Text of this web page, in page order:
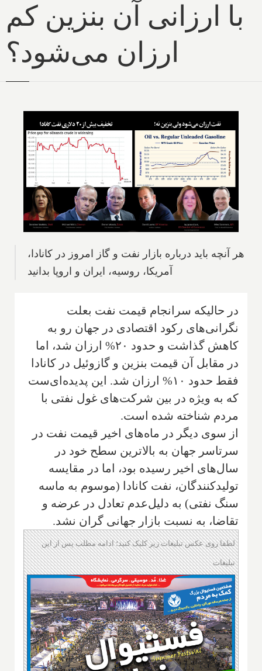
با ارزانی آن بنزین کم
ارزان می‌شود؟
هر آنچه باید درباره بازار نفت و گاز امروز در کانادا،
آمریکا، روسیه، ایران و اروپا بدانید
در حالیکه سرانجام قیمت نفت بعلت
نگرانی‌های رکود اقتصادی در جهان رو به
کاهش گذاشت و حدود ۲۰% ارزان شد، اما
در مقابل آن قیمت بنزین و گازوئیل در کانادا
فقط حدود ۱۰% ارزان شد. این پدیده‌ای‌ست
که به ویژه در بین شرکت‌های غول نفتی با
مردم شناخته شده است.
از سوی دیگر در ماه‌های اخیر قیمت نفت در
سرتاسر جهان به بالاترین سطح خود در
سال‌های اخیر رسیده بود، اما در مقایسه
تولیدکنندگان، نفت کانادا (موسوم به ماسه
سنگ نفتی) به دلیل‌عدم تعادل در عرضه و
تقاضا، به نسبت بازار جهانی گران نشد.
لطفا روی عکس تبلیغات زیر کلیک کنید؛ ادامه مطلب پس از این
تبلیغات